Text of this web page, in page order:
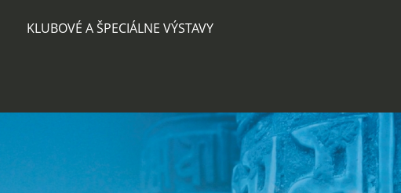
KLUBOVÉ A ŠPECIÁLNE VÝSTAVY